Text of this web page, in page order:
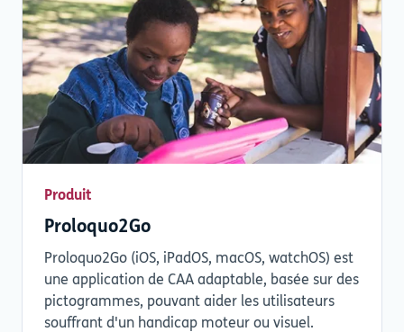
Produit
Proloquo2Go
Proloquo2Go (iOS, iPadOS, macOS, watchOS) est
une application de CAA adaptable, basée sur des
pictogrammes, pouvant aider les utilisateurs
souffrant d'un handicap moteur ou visuel.